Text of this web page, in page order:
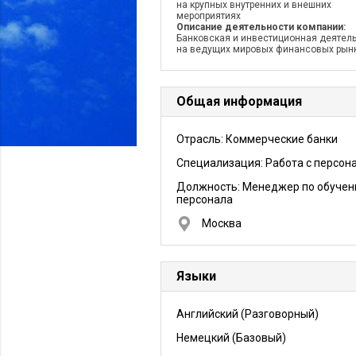
на крупных внутренних и внешних
мероприятиях
Описание деятельности компании:
Банковская и инвестиционная
на ведущих мировых финансовых
Общая информация
Отрасль: Коммерческие банки
Специализация: Работа с
Должность: Менеджер по
персонала
Москва
Языки
Английский (Разговорный)
Немецкий (Базовый)